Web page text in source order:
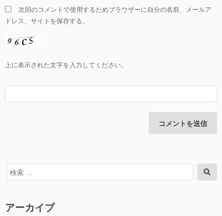
次回のコメントで使用するためブラウザーに自分の名前、メールア
ドレス、サイトを保存する。
上に表示された文字を入力してください。
検
索
索
アーカイブ